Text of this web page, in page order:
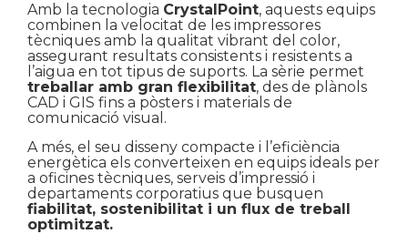
Amb la tecnologia CrystalPoint, aquests equips
combinen la velocitat de les impressores
tècniques amb la qualitat vibrant del color,
assegurant resultats consistents i resistents a
l’aigua en tot tipus de suports. La sèrie permet
treballar amb gran flexibilitat, des de plànols
CAD i GIS fins a pòsters i materials de
comunicació visual.
A més, el seu disseny compacte i l’eficiència
energètica els converteixen en equips ideals per
a oficines tècniques, serveis d’impressió i
departaments corporatius que busquen
fiabilitat, sostenibilitat i un flux de treball
optimitzat.